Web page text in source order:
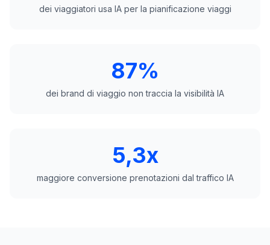
dei viaggiatori usa IA per la pianificazione viaggi
87%
dei brand di viaggio non traccia la visibilità IA
5,3x
maggiore conversione prenotazioni dal traffico IA